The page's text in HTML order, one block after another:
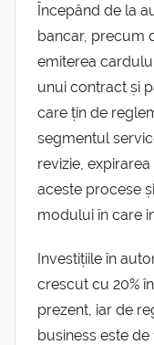
Începând de la
bancar, precum
emiterea
unui contract și
care țin de
segmentul
revizie,
aceste procese
modului în care
Investițiile în
crescut cu 20%
prezent, iar de
business este